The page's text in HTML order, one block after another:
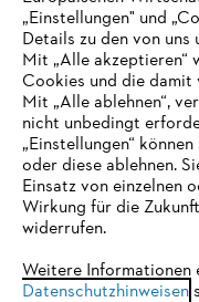
Online Shop
Service
IHR
eine optimale Nutzung
einem der folgenden
„Einstellungen" und
Details zu den von
Mit „Alle akzeptieren“
Cookies und die
Mit „Alle ablehnen“,
nicht unbedingt
„Einstellungen“
oder diese ablehnen.
Einsatz von einzelnen
Wirkung für die
widerrufen.
Weitere Informationen
Datenschutzhinweisen